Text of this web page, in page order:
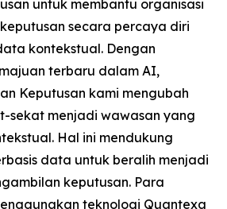
untuk membantu organisasi
secara percaya diri
kontekstual. Dengan
terbaru dalam AI,
Keputusan kami mengubah
sekat menjadi wawasan yang
Hal ini mendukung
data untuk beralih menjadi
keputusan. Para
teknologi Quantexa